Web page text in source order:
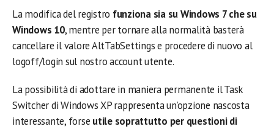
La modifica del registro funziona sia su Windows 7 che su
Windows 10, mentre per tornare alla normalità basterà
cancellare il valore AltTabSettings e procedere di nuovo al
logoff/login sul nostro account utente.
La possibilità di adottare in maniera permanente il Task
Switcher di Windows XP rappresenta un’opzione nascosta
interessante, forse utile soprattutto per questioni di